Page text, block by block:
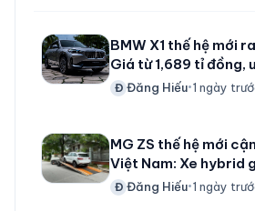
BMW X1 thế hệ mới
Giá từ 1,689 tỉ đồng,
tỉ đồng cho 80 khách
Đ Đăng Hiếu•1 ngày
MG ZS thế hệ mới
Việt Nam: Xe hybrid
600 triệu đồng, hứa
Đ Đăng Hiếu•1 ngày